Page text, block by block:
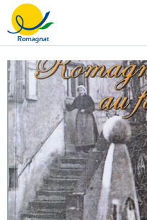
Aller au contenu principal
Paramètres d'accessibilité